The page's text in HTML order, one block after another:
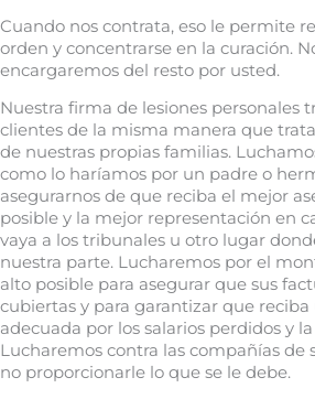
Cuando nos contrata, eso le permite
orden y concentrarse en la curación.
encargaremos del resto por usted.
Nuestra firma de lesiones personales
clientes de la misma manera que
de nuestras propias familias.
como lo haríamos por un padre o
asegurarnos de que reciba el mejor
posible y la mejor representación en
vaya a los tribunales u otro lugar
nuestra parte. Lucharemos por el
alto posible para asegurar que sus
cubiertas y para garantizar que
adecuada por los salarios perdidos y
Lucharemos contra las compañías de
no proporcionarle lo que se le debe.